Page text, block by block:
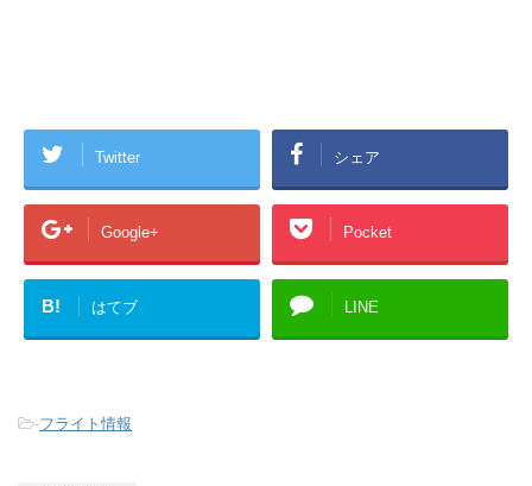
Twitter シェア
Google+ Pocket
B! はてブ LINE
-フライト情報